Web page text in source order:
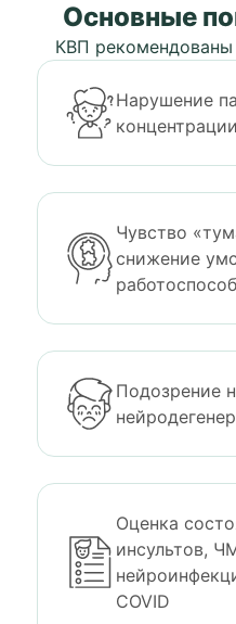
Основные
КВП
Нарушение
концентрации
Чувство
снижение
Подозрение
Оценка
инсультов,
COVID